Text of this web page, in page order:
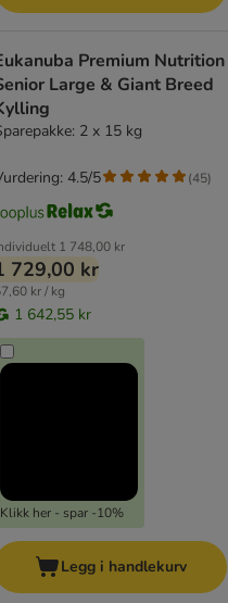
Premium Nutrition
Large & Giant Breed
2 x 15 kg
1 748,00 kr
729,00 kr
kr / kg
1 642,55 kr
Klikk her - spar -10%
4.5/5 (45)
Legg i handlekurv